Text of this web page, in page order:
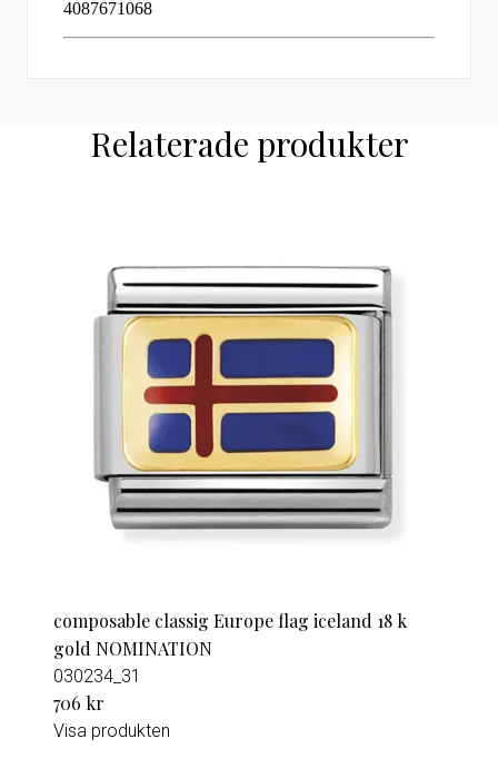
Relaterade produkter
composable classig Europe flag iceland 18 k
gold NOMINATION
030234_31
706 kr
Visa produkten